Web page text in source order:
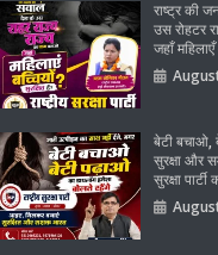
राष्ट्र की
उस रोहटर
जहाँ
बेटी बचाओ,
सुरक्षा और
सुरक्षा